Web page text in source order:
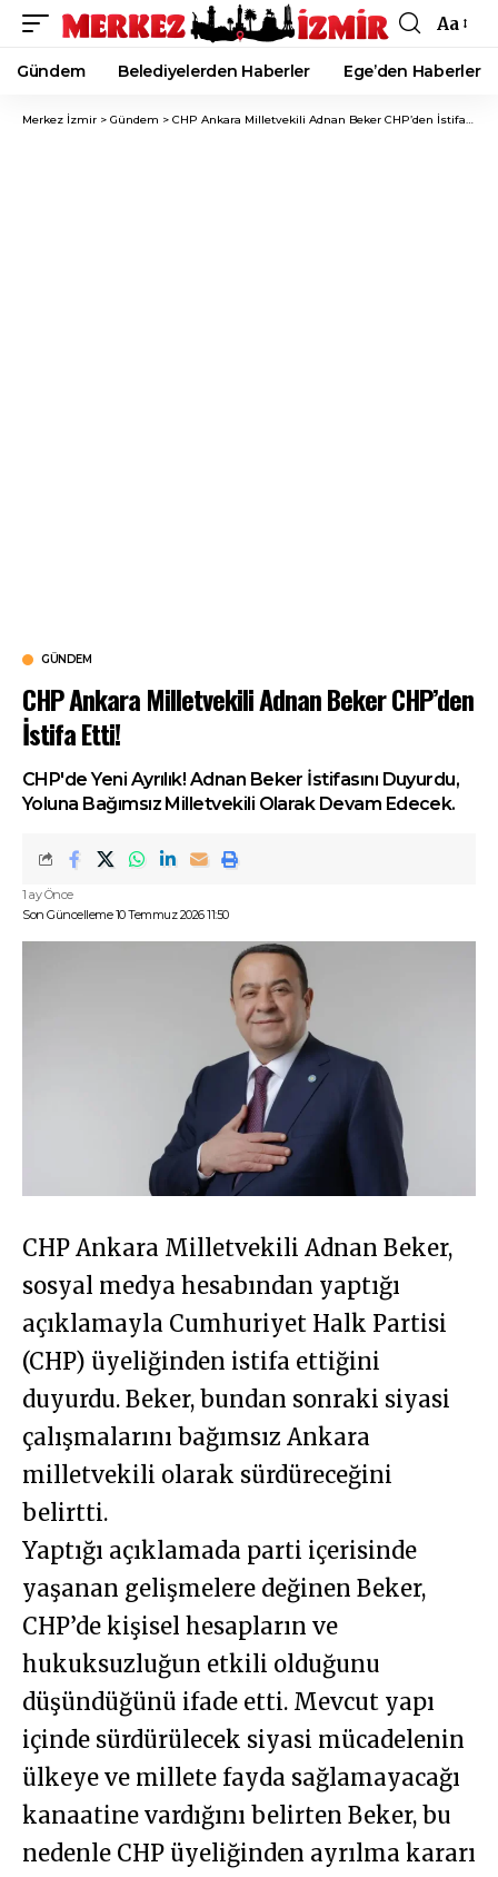
Font
Resizer
Aa
Gündem Belediyelerden Haberler Ege’den Haberler
Merkez İzmir > Gündem > CHP Ankara Milletvekili Adnan Beker CHP’den İstifa Etti!
GÜNDEM
CHP Ankara Milletvekili Adnan Beker CHP’den
İstifa Etti!
CHP'de Yeni Ayrılık! Adnan Beker İstifasını Duyurdu,
Yoluna Bağımsız Milletvekili Olarak Devam Edecek.
Son Güncelleme 10 Temmuz 2026 11:50
1 ay Önce
CHP Ankara Milletvekili Adnan Beker,
sosyal medya hesabından yaptığı
açıklamayla Cumhuriyet Halk Partisi
(CHP) üyeliğinden istifa ettiğini
duyurdu. Beker, bundan sonraki siyasi
çalışmalarını bağımsız Ankara
milletvekili olarak sürdüreceğini
belirtti.
Yaptığı açıklamada parti içerisinde
yaşanan gelişmelere değinen Beker,
CHP’de kişisel hesapların ve
hukuksuzluğun etkili olduğunu
düşündüğünü ifade etti. Mevcut yapı
içinde sürdürülecek siyasi mücadelenin
ülkeye ve millete fayda sağlamayacağı
kanaatine vardığını belirten Beker, bu
nedenle CHP üyeliğinden ayrılma kararı